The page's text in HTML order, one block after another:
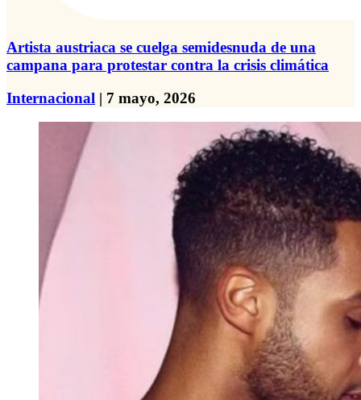
Artista austriaca se cuelga semidesnuda de una
campana para protestar contra la crisis climática
Internacional | 7 mayo, 2026